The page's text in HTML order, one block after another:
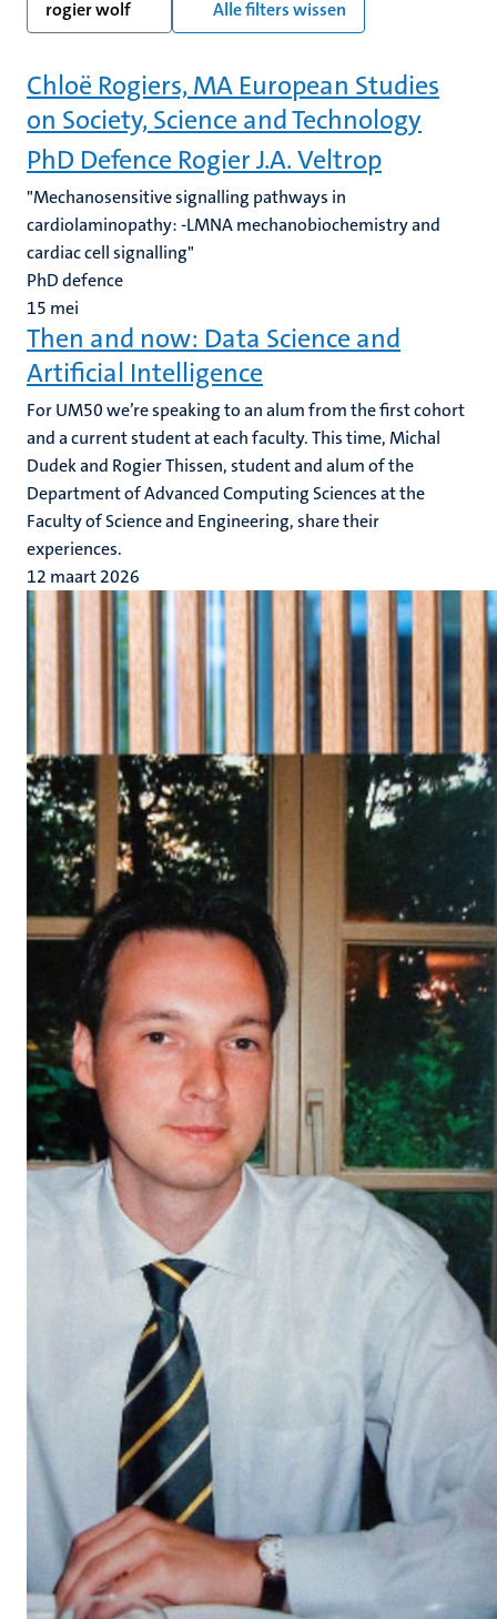
rogier wolf Alle filters wissen
Chloë Rogiers, MA European Studies
on Society, Science and Technology
PhD Defence Rogier J.A. Veltrop
"Mechanosensitive signalling pathways in
cardiolaminopathy: -LMNA mechanobiochemistry and
cardiac cell signalling"
PhD defence
15 mei
Then and now: ‍‍Data Science and
Artificial Intelligence
For UM50 we’re speaking to an alum from the first cohort
and a current student at each faculty. This time, Michal
Dudek and Rogier Thissen, student and alum of the
Department of Advanced Computing Sciences at the
Faculty of Science and Engineering, share their
experiences.
12 maart 2026